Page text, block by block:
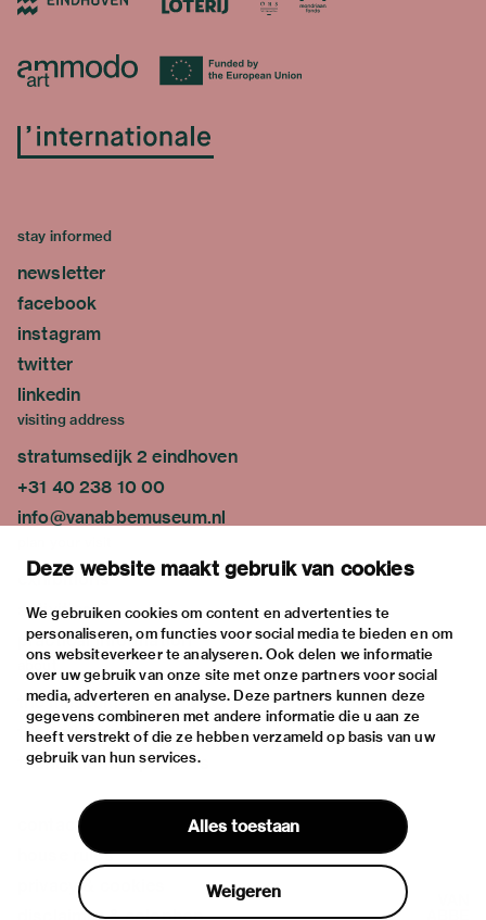
Deze website maakt gebruik van cookies
We gebruiken cookies om content en advertenties te
personaliseren, om functies voor social media te bieden en om
ons websiteverkeer te analyseren. Ook delen we informatie
over uw gebruik van onze site met onze partners voor social
media, adverteren en analyse. Deze partners kunnen deze
gegevens combineren met andere informatie die u aan ze
heeft verstrekt of die ze hebben verzameld op basis van uw
gebruik van hun services.
Alles toestaan
Weigeren
stay informed
newsletter
facebook
instagram
twitter
linkedin
visiting address
stratumsedijk 2 eindhoven
+31 40 238 10 00
info@vanabbemuseum.nl
exhibitions
activities
practical information
about
the museum
the collection
foundations & partners
contact
house rules
privacy & cookies